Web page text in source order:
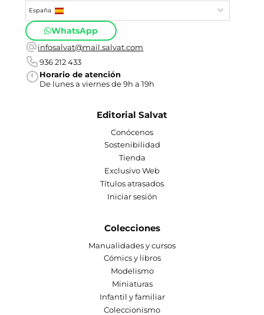
España
WhatsApp
infosalvat@mail.salvat.com
936 212 433
Horario de atención
De lunes a viernes de 9h a 19h
Editorial Salvat
Conócenos
Sostenibilidad
Tienda
Exclusivo Web
Títulos atrasados
Iniciar sesión
Colecciones
Manualidades y cursos
Cómics y libros
Modelismo
Miniaturas
Infantil y familiar
Coleccionismo